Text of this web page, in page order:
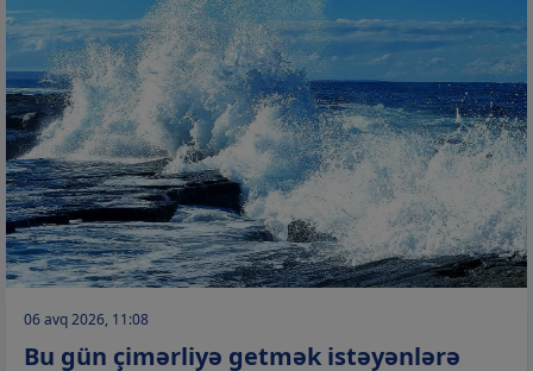
06 avq 2026, 11:08
Bu gün çimərliyə getmək istəyənlərə